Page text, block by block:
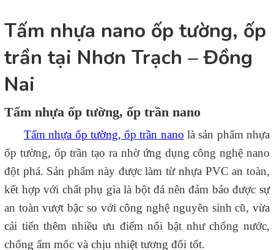
Tấm nhựa nano ốp tường, ốp
trần tại Nhơn Trạch – Đồng
Nai
Tấm nhựa ốp tường, ốp trần nano
Tấm nhựa ốp tường, ốp trần nano là sản phẩm nhựa
ốp tường, ốp trần tạo ra nhờ ứng dụng công nghệ nano
đột phá. Sản phẩm này được làm từ nhựa PVC an toàn,
kết hợp với chất phụ gia là bột đá nên đảm bảo được sự
an toàn vượt bậc so với công nghệ nguyên sinh cũ, vừa
cải tiến thêm nhiều ưu điểm nổi bật như chống nước,
chống ẩm mốc và chịu nhiệt tương đối tốt.